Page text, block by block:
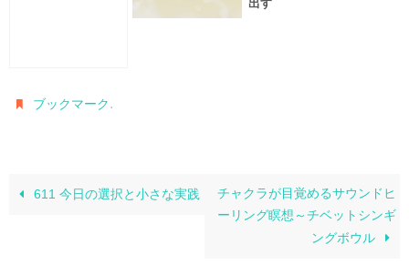
出す
ブックマーク.
611 今日の選択と小さな実践
チャクラが目覚めるサウンドヒ
ーリング瞑想～チベットシンギ
ングボウル